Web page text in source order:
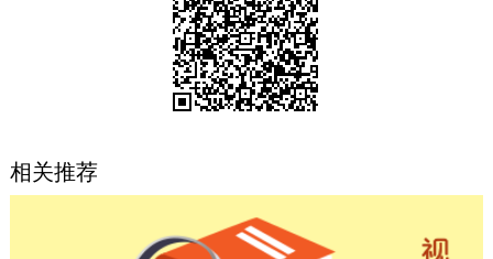
法人服务
阳光政务
相关推荐